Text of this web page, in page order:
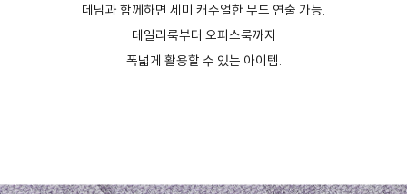
데님과 함께하면 세미 캐주얼한 무드 연출 가능.
데일리룩부터 오피스룩까지
폭넓게 활용할 수 있는 아이템.